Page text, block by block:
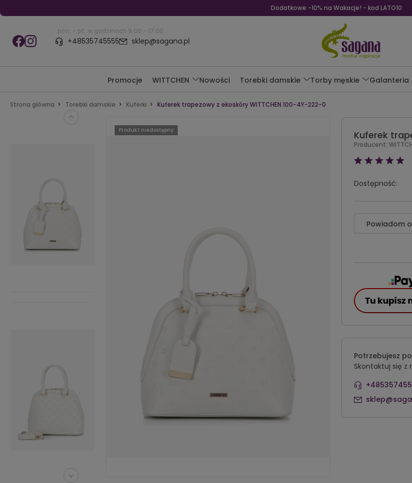
Dodatkowe -10% na Wakacje! - kod LATO10
pon. - pt. w godzinach 9:00 - 17:00
+48535745555 sklep@sagana.pl
Promocje WITTCHEN Nowości Torebki damskie Torby męskie Galanteria
Strona główna Torebki damskie Kuferki Kuferek trapezowy z ekoskóry WITTCHEN 100-4Y-222-0
Produkt niedostępny Kuferek
Producent:
Dostępność:
Powiadom
Potrzebujesz
Skontaktuj się z